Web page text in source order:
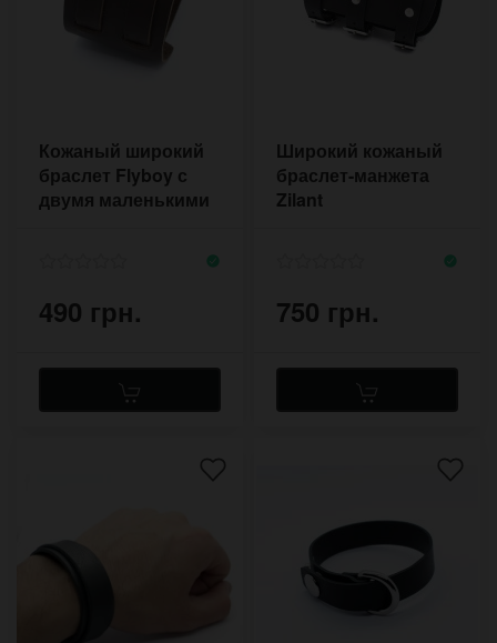
Кожаный широкий
браслет Flyboy с
двумя маленькими
490 грн.
Широкий кожаный
браслет-манжета
Zilant
750 грн.